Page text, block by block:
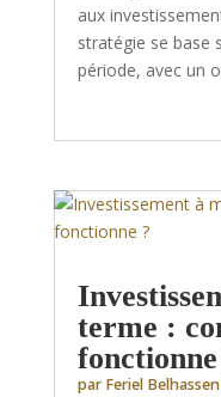
aux
stratégie se base
période, avec un
terme :
par Feriel Belhassen